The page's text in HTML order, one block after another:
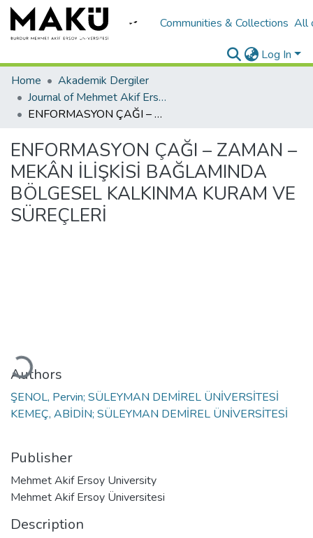
Communities & Collections All
Log In
Home
Akademik Dergiler
Journal of Mehmet Akif Ersoy University Economics and Administrative Sciences Faculty
ENFORMASYON ÇAĞI – ZAMAN – MEKÂN İLİŞKİSİ BAĞLAMINDA BÖLGESEL KALKINMA KURAM VE SÜREÇLERİ
ENFORMASYON ÇAĞI – ZAMAN –
MEKÂN İLİŞKİSİ BAĞLAMINDA
BÖLGESEL KALKINMA KURAM VE
SÜREÇLERİ
Loading...
Authors
ŞENOL, Pervin; SÜLEYMAN DEMİREL ÜNİVERSİTESİ
KEMEÇ, ABİDİN; SÜLEYMAN DEMİREL ÜNİVERSİTESİ
Publisher
Mehmet Akif Ersoy University
Mehmet Akif Ersoy Üniversitesi
Description